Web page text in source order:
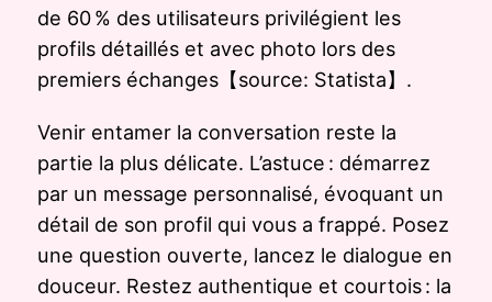
de 60 % des utilisateurs privilégient les
profils détaillés et avec photo lors des
premiers échanges【source: Statista】.
Venir entamer la conversation reste la
partie la plus délicate. L’astuce : démarrez
par un message personnalisé, évoquant un
détail de son profil qui vous a frappé. Posez
une question ouverte, lancez le dialogue en
douceur. Restez authentique et courtois : la